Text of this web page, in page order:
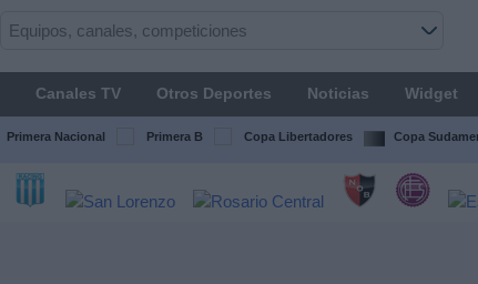
Canales TV Otros Deportes Noticias Widget
Primera Nacional Primera B Copa Libertadores Copa